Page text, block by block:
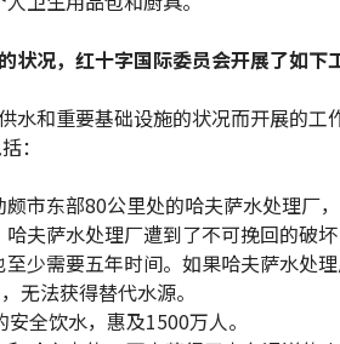
况，红十字国际委员会开展了如下
水和重要基础设施的状况而开展的工
：
市东部80公里处的哈夫萨水处理厂
夫萨水处理厂遭到了不可挽回的破
少需要五年时间。如果哈夫萨水处
无法获得替代水源。
全饮水，惠及1500万人。